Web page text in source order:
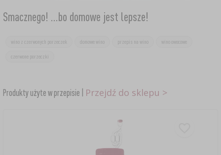
Smacznego! ...bo domowe jest lepsze!
wino z czerwonych porzeczek domowe wino przepis na wino wino owocowe
czerwone porzeczki
Produkty użyte w przepisie | Przejdź do sklepu >